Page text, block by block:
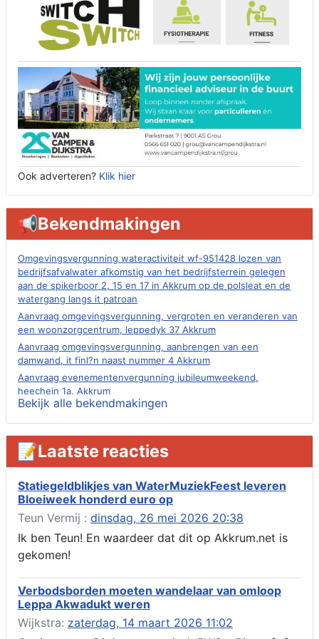
Ook adverteren? Klik hier
📢Bekendmakingen
Omgevingsvergunning wateractiviteit wf-951428 lozen van
bedrijfsafvalwater afkomstig van het bedrijfsterrein gelegen
aan de spikerboor 2, 15 en 17 in Akkrum op de polsleat en de
watergang langs it patroan
Aanvraag omgevingsvergunning, vergroten en veranderen van
een woonzorgcentrum, leppedyk 37 Akkrum
Aanvraag omgevingsvergunning, aanbrengen van een
damwand, it finl?n naast nummer 4 Akkrum
Aanvraag evenementenvergunning jubileumweekend,
heechein 1a, Akkrum
Verlening omgevingsvergunning, tijdelijk gebruik openbare
ruimte 02-10 t/m 02-11-2026, sitadel voor nr 6 te Akkrum
Aanvraag omgevingsvergunning, tijdelijk gebruik openbare
ruimte 02-10 t/m 02-11-2026, sitadel voor nr 6 te Akkrum
Verlenging beslistermijn aanvraag omgevingsvergunning,
heechein 28, 8491 em Akkrum
Aanvraag omgevingsvergunning, veranderen van een woning
(voordeur en dakkapel), boarnsterdyk 75 Akkrum
Aanvraag omgevingsvergunning wateractiviteit wf-1012586
aanbrengen van asfalt t.b.v. onderhoud fietspad t.h.v
boarnsterdyk, Akkrum
Locatiestudie Akkrum
Verlening ontheffing geluid, boarnsw?l Akkrum
Kennisgeving vergunningaanvraag voor het -bouwwerken,
werken en objecten in of bij een oppervlaktewaterlichaam, niet
zijnde de noordzee, of waterkering in beheer bij het rijk te
Bekijk alle bekendmakingen
📝Laatste reacties
Statiegeldblikjes van WaterMuziekFeest leveren
Bloeiweek honderd euro op
Teun Vermij : dinsdag, 26 mei 2026 20:38
Ik ben Teun! En waardeer dat dit op Akkrum.net is
gekomen!
Verbodsborden moeten wandelaar van omloop
Leppa Akwadukt weren
Wijkstra: zaterdag, 14 maart 2026 11:02